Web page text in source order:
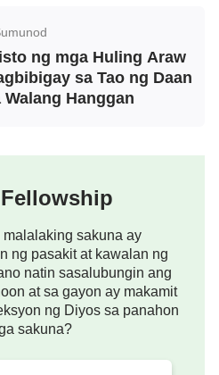
dalawang mga sipi ng
katanyagan at
ang mga iniisip ng
naiisip ng mga tao ay
pakinabang na lamang.
ng mga Huling Araw
sa Tao ng Daan
Hanggan
sakuna ay
ng pasakit at kawalan ng
natin sasalubungin ang
at sa gayon ay makamit
ng Diyos sa panahon
sakuna?